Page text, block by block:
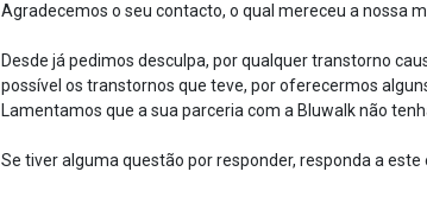
Agradecemos o seu contacto, o qual mereceu a nossa
Desde já pedimos desculpa, por qualquer transtorno
possível os transtornos que teve, por oferecermos
Lamentamos que a sua parceria com a Bluwalk não
Se tiver alguma questão por responder, responda a